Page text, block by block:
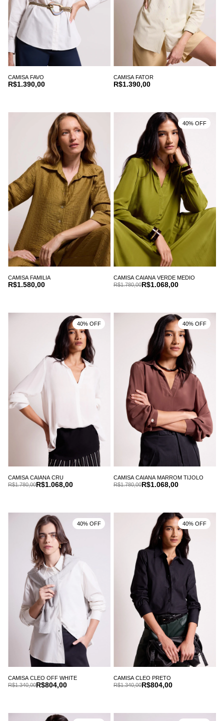
CAMISA FAVO
R$1.390,00
CAMISA FATOR
R$1.390,00
CAMISA FAMILIA
R$1.580,00
CAMISA CAIANA VERDE MEDIO
R$1.068,00
R$1.780,00
40% OFF
CAMISA CAIANA CRU
R$1.068,00
R$1.780,00
40% OFF
CAMISA CAIANA MARROM TIJOLO
R$1.068,00
R$1.780,00
40% OFF
CAMISA CLEO OFF WHITE
R$804,00
R$1.340,00
40% OFF
CAMISA CLEO PRETO
R$804,00
R$1.340,00
40% OFF